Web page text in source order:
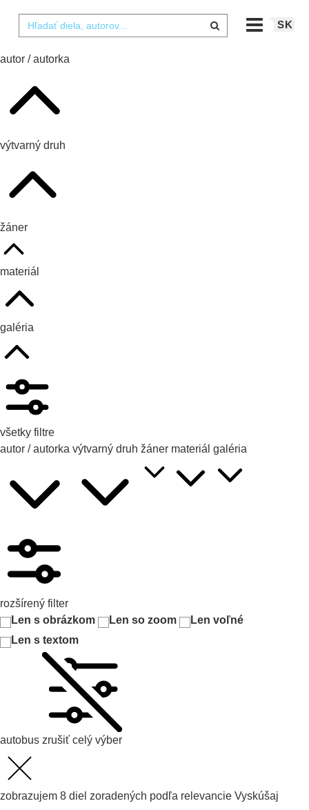
SK
autor / autorka
výtvarný druh
žáner
materiál
galéria
všetky filtre
autor / autorka výtvarný druh žáner materiál galéria
rozšírený filter
Len s obrázkom
Len so zoom
Len voľné
Len s textom
autobus zrušiť celý výber
zobrazujem 8 diel zoradených podľa relevancie Vyskúšaj